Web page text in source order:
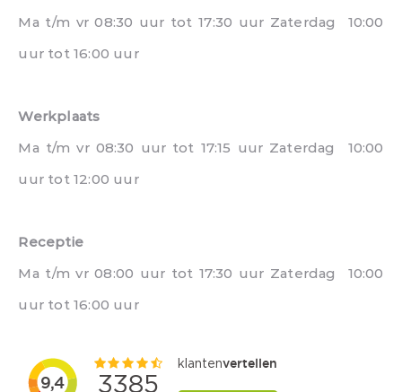
Ma t/m vr 08:30 uur tot 17:30 uur Zaterdag 10:00
uur tot 16:00 uur
Werkplaats
Ma t/m vr 08:30 uur tot 17:15 uur Zaterdag 10:00
uur tot 12:00 uur
Receptie
Ma t/m vr 08:00 uur tot 17:30 uur Zaterdag 10:00
uur tot 16:00 uur